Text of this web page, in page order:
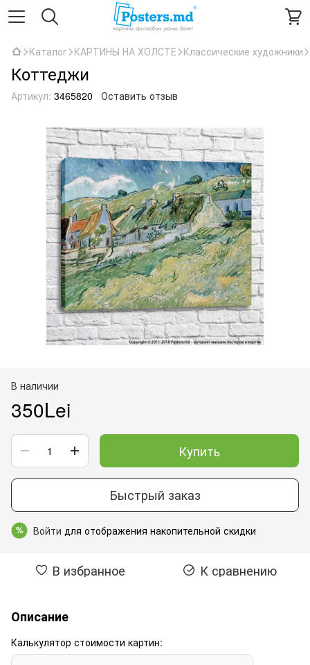
Каталог КАРТИНЫ НА ХОЛСТЕ Классические художники
Коттеджи
Артикул: 3465820 Оставить отзыв
В наличии
350Lei
Купить
Быстрый заказ
% Войти для отображения накопительной скидки
В избранное К сравнению
Описание
Калькулятор стоимости картин: